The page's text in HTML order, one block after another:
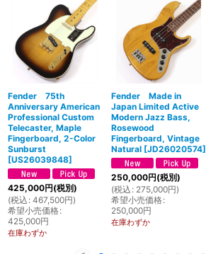
Fender 75th
Anniversary American
Professional Custom
Telecaster, Maple
Fingerboard, 2-Color
Sunburst
[US26039848]
425,000円(税別)
(税込 : 467,500円)
希望小売価格:
425,000円
在庫わずか
Fender Made in
Japan Limited Active
Modern Jazz Bass,
Rosewood
Fingerboard, Vintage
Natural [JD26020574]
250,000円(税別)
(税込 : 275,000円)
希望小売価格:
250,000円
在庫わずか